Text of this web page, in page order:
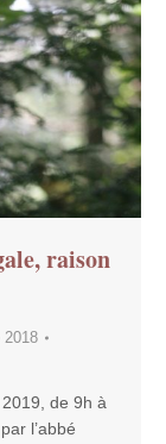
raison
2018
de 9h à
l’abbé